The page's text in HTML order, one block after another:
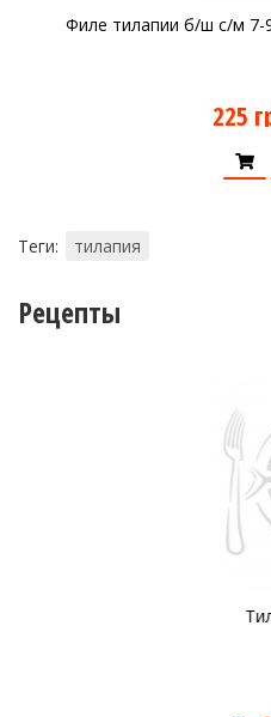
Филе тилапии б/ш с/м 7-
225
Теги: тилапия
Рецепты